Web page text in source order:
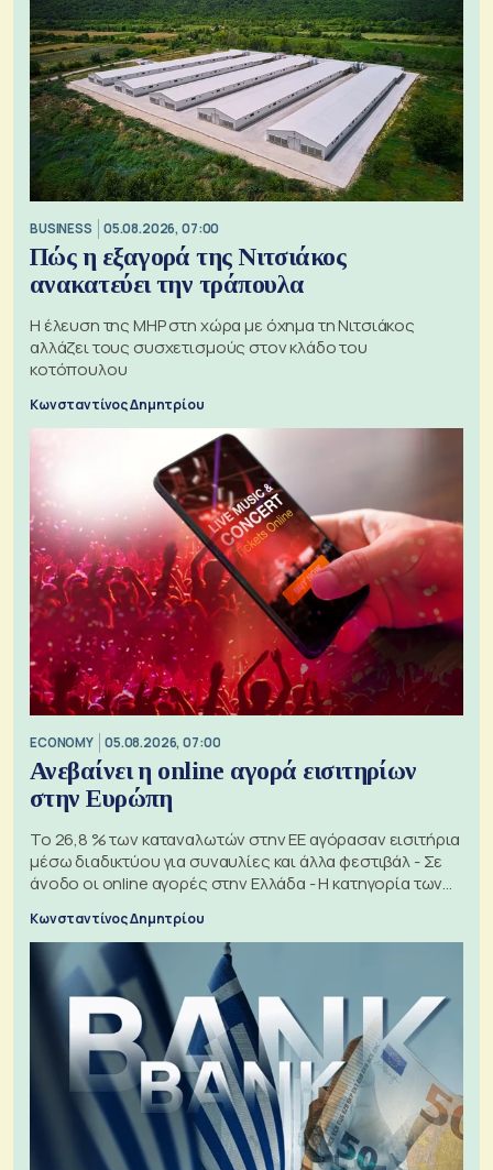
BUSINESS 05.08.2026, 07:00
Πώς η εξαγορά της Νιτσιάκος
ανακατεύει την τράπουλα
H έλευση της MHP στη χώρα με όχημα τη Νιτσιάκος
αλλάζει τους συσχετισμούς στον κλάδο του
κοτόπουλου
Κωνσταντίνος Δημητρίου
ECONOMY 05.08.2026, 07:00
Ανεβαίνει η online αγορά εισιτηρίων
στην Ευρώπη
Το 26,8 % των καταναλωτών στην ΕΕ αγόρασαν εισιτήρια
μέσω διαδικτύου για συναυλίες και άλλα φεστιβάλ - Σε
άνοδο οι online αγορές στην Ελλάδα - Η κατηγορία των
εισιτηρίων
Κωνσταντίνος Δημητρίου